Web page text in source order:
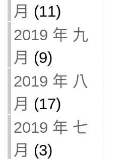
月 (11)
2019 年 九
月 (9)
2019 年 八
月 (17)
2019 年 七
月 (3)